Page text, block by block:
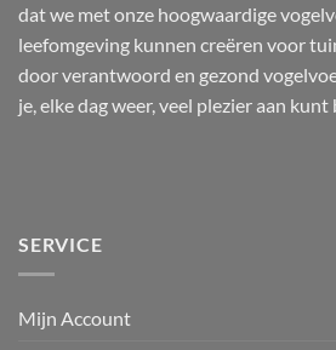
dat we met onze hoogwaardige
leefomgeving kunnen creëren voor
door verantwoord en gezond
je, elke dag weer, veel plezier aan kunt
SERVICE
Mijn Account